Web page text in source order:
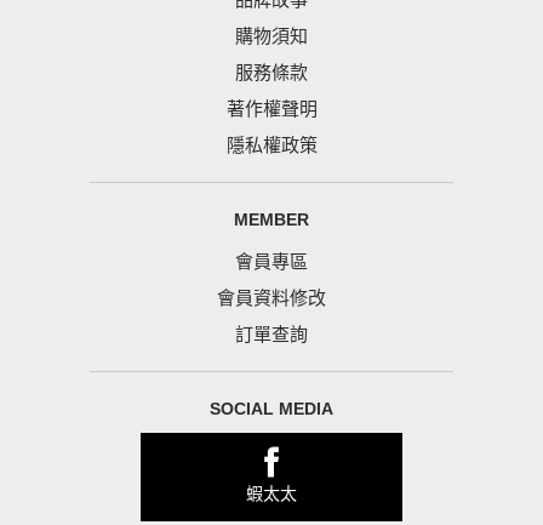
購物須知
服務條款
著作權聲明
隱私權政策
MEMBER
會員專區
會員資料修改
訂單查詢
SOCIAL MEDIA
蝦太太